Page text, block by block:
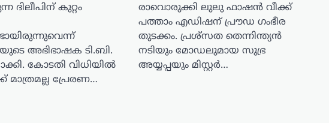
ദിലീപിന് കുറ്റം
അഭിഭാഷക ടി.ബി.
കോടതി വിധിയിൽ
മാത്രമല്ല പ്രേരണ…
രാവൊരുക്കി ലുലു ഫാഷൻ വീക്ക്
പത്താം എഡിഷന് പ്രൗഡ ​ഗംഭീര
തുടക്കം. പ്രശ്സത തെന്നിന്ത്യൻ
നടിയും മോഡലുമായ സുഭ്ര
അയ്യപ്പയും മിസ്റ്റർ…